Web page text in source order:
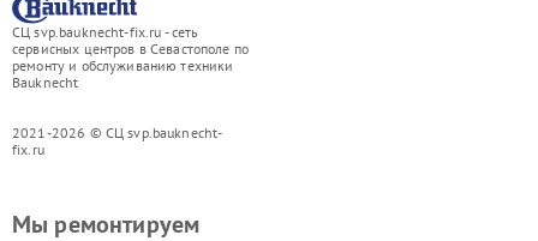
СЦ svp.bauknecht-fix.ru - сеть
сервисных центров в Севастополе по
ремонту и обслуживанию техники
Bauknecht
2021-2026 © СЦ svp.bauknecht-
fix.ru
Мы ремонтируем